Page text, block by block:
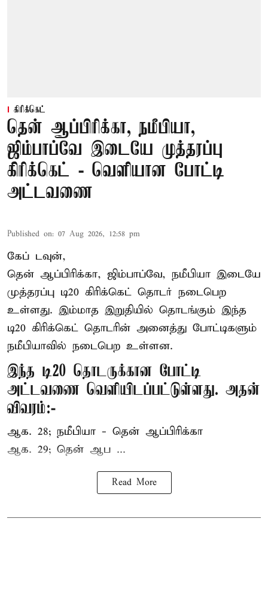
கிரிக்கெட்
தென் ஆப்பிரிக்கா, நமீபியா,
ஜிம்பாப்வே இடையே முத்தரப்பு
கிரிக்கெட் - வெளியான போட்டி
அட்டவணை
Published on: 07 Aug 2026, 12:58 pm
கேப் டவுன்,
தென் ஆப்பிரிக்கா, ஜிம்பாப்வே, நமீபியா இடையே
முத்தரப்பு டி20 கிரிக்கெட் தொடர் நடைபெற
உள்ளது. இம்மாத இறுதியில் தொடங்கும் இந்த
டி20 கிரிக்கெட் தொடரின் அனைத்து போட்டிகளும்
நமீபியாவில் நடைபெற உள்ளன.
இந்த டி20 தொடருக்கான போட்டி
அட்டவணை வெளியிடப்பட்டுள்ளது. அதன்
விவரம்:-
ஆக. 28; நமீபியா - தென் ஆப்பிரிக்கா
ஆக. 29; தென் ஆப ...
Read More